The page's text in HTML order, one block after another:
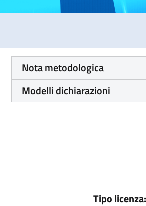
Nota metodologica
Modelli dichiarazioni
Tipo licenza: